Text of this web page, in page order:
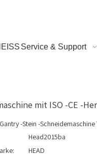
Service & Support
mit ISO -CE -
-Stein -
Head2015ba
HEAD